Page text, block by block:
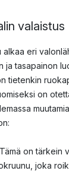
valaistus
alkaa eri
tasapainon
tietenkin
on
on tärkein
joka